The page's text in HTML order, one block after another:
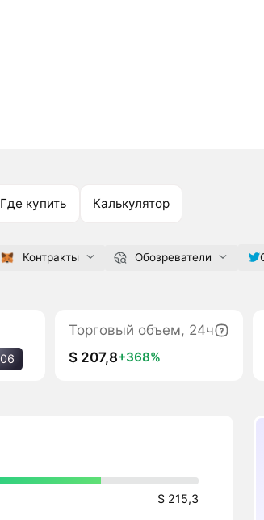
Где купить Калькулятор
Контракты Обозреватели
Торговый объем, 24ч
$ 207,8+368%
$ 215,3